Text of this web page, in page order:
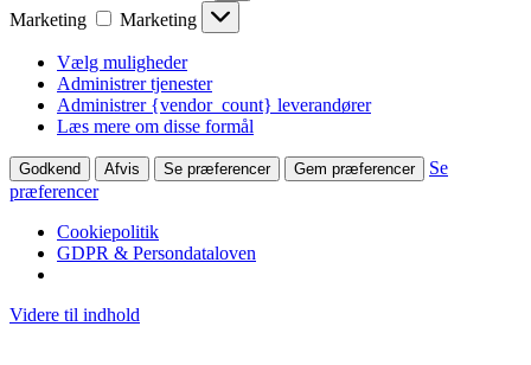
Marketing
Marketing
Vælg muligheder
Administrer tjenester
Administrer {vendor_count} leverandører
Læs mere om disse formål
Godkend Afvis Se præferencer Gem præferencer
Se
præferencer
Cookiepolitik
GDPR & Persondataloven
Videre til indhold